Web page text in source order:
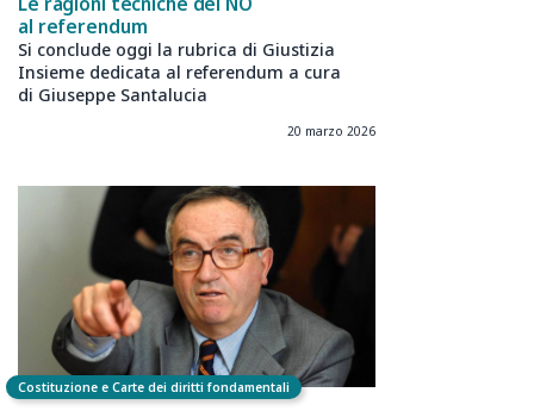
al referendum
Si conclude oggi la rubrica di Giustizia
Insieme dedicata al referendum a cura
di Giuseppe Santalucia
20 marzo 2026
Costituzione e Carte dei diritti fondamentali